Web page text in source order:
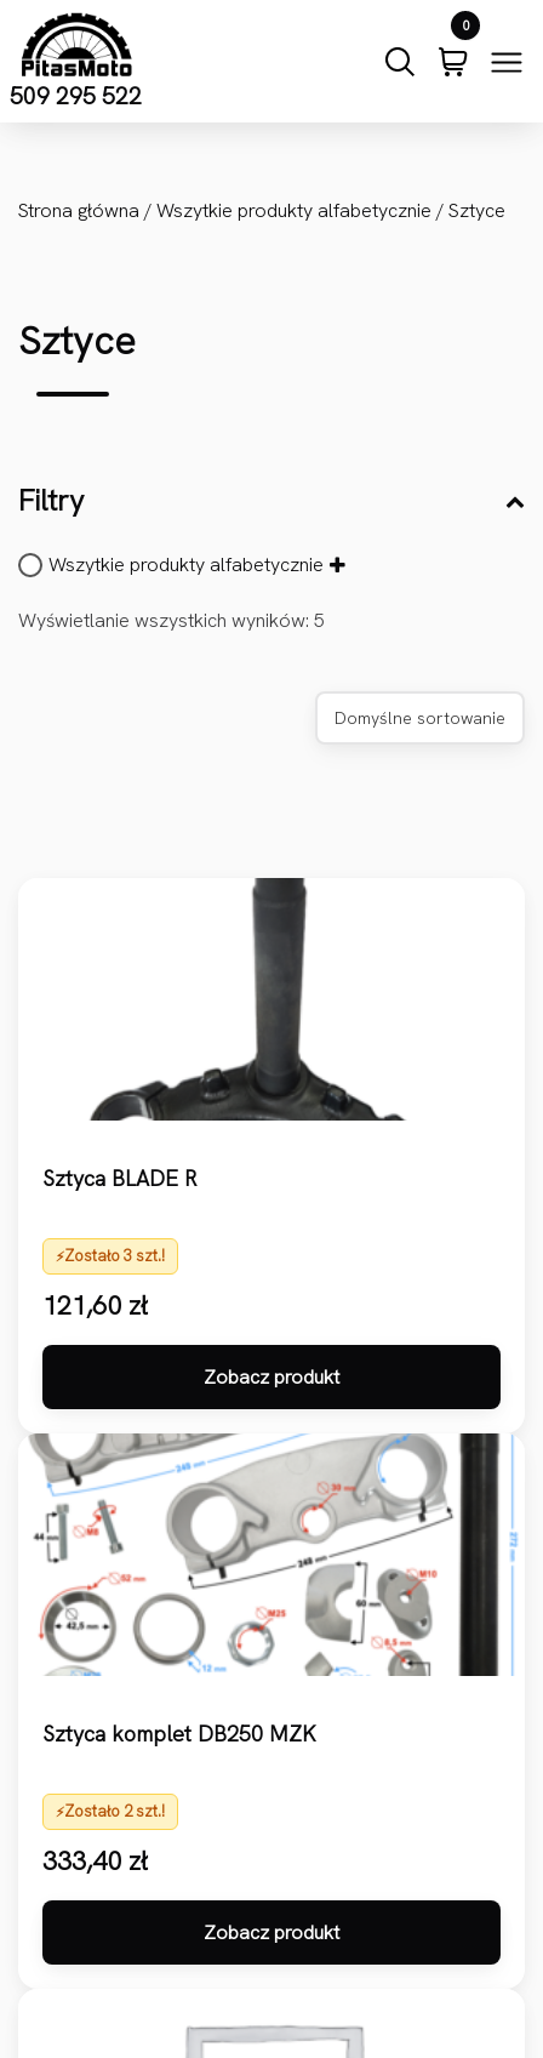
Przejdź do treści
509 295 522
0
Strona główna /Wszytkie produkty alfabetycznie / Sztyce
Sztyce
Filtry
Wszytkie produkty alfabetycznie
Wyświetlanie wszystkich wyników: 5
Domyślne sortowanie
Sztyca BLADE R
Zostało 3 szt.!
121,60 zł
Zobacz produkt
Sztyca komplet DB250 MZK
Zostało 2 szt.!
333,40 zł
Zobacz produkt